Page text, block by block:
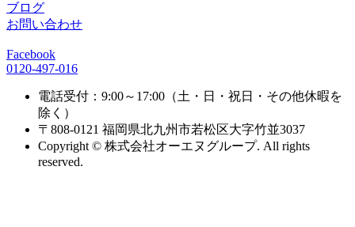
ブログ
お問い合わせ
Facebook
0120-497-016
電話受付：9:00～17:00（土・日・祝日・その他休暇を
除く）
〒808-0121 福岡県北九州市若松区大字竹並3037
Copyright © 株式会社オーエヌグループ. All rights
reserved.